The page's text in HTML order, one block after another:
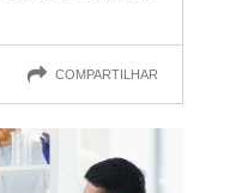
COMPARTILHAR